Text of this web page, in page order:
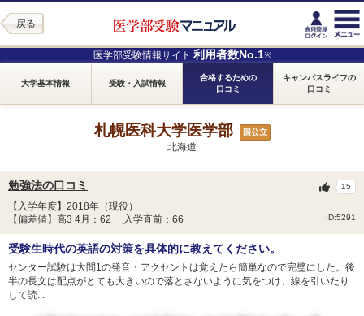
戻る
医学部受験情報サイト 利用者数No.1※
大学基本情報 受験・入試情報
合格するための
口コミ
キャンパスライフの
口コミ
札幌医科大学医学部 国公立
北海道
勉強法の口コミ
【入学年度】2018年（現役）
【偏差値】高3 4月：62 入学直前：66
ID:5291
15
受験生時代の英語の対策を具体的に教えてください。
センター試験は大問1の発音・アクセントは覚えたら簡単なので完璧にした。後
半の長文は配点がとても大きいので落とさないように気をつけ、線を引いたり
して読...